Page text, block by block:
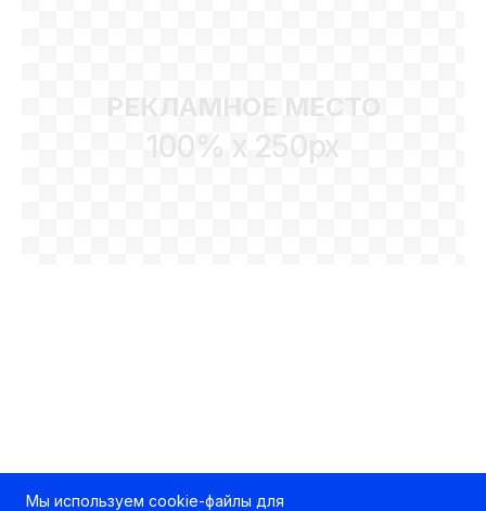
РЕКЛАМНОЕ МЕСТО
100% x 250px
Мы используем cookie-файлы для